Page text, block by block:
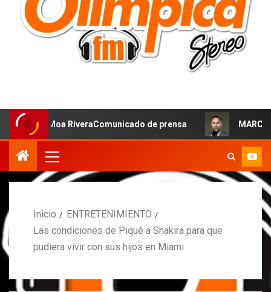
RiveraComunicado de prensa MARCOS PETRO
Inicio
ENTRETENIMIENTO
Las condiciones de Piqué a Shakira para que
pudiera vivir con sus hijos en Miami